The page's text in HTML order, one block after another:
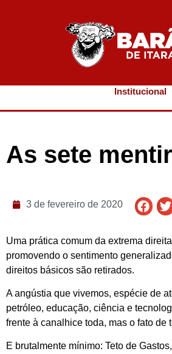
Institucional
As sete
3 de fevereiro de 2020
Uma prática comum da extrema
promovendo o sentimento
direitos básicos são retirados.
A angústia que vivemos, espécie de
petróleo, educação, ciência e
frente à canalhice toda, mas o fato de
E brutalmente mínimo: Teto de